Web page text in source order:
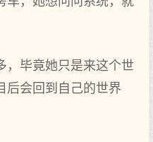
，毕竟她只是来这个世
后会回到自己的世界